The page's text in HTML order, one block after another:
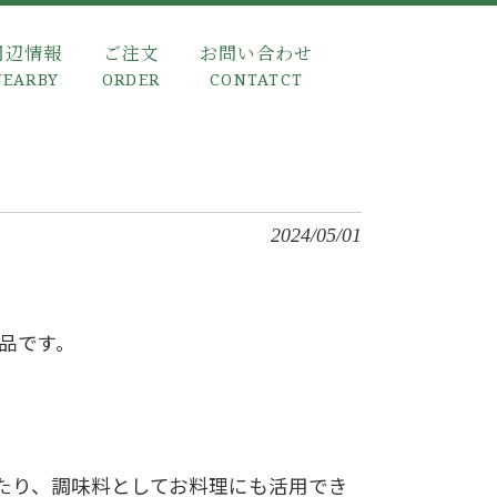
辺情報 ご注文
ORDER
お問い合わせ
CONTATCT
2024/05/01
です。
、調味料としてお料理にも活用でき